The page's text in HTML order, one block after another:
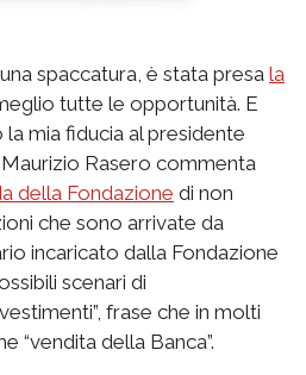
spaccatura, è stata presa la
tutte le opportunità. E
mia fiducia al presidente
Rasero commenta
della Fondazione di non
che sono arrivate da
incaricato dalla Fondazione
scenari di
frase che in molti
“vendita della Banca”.